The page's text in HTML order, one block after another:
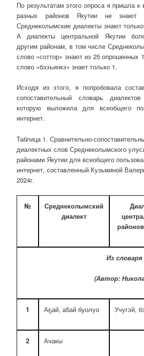
По результатам этого опроса я пришла
разных районов Якутии не знают
Среднеколымские диалекты знают
А диалекты центральной Якутии
другим районам, в том числе
слово «соттор» знают из 25 опрошенных
слово «бээьинкэ» знает только 1.
Исходя из этого, я попробовала
сопоставительный словарь
которую выложила для всеобщего
интернет.
Таблица 1. Сравнительно-
диалектных слов Среднеколымского
районами Якутии для всеобщего
интернет, составленный Кузьминой
2024г.
№
Среднеколымский
диалект
Из
(Автор:
1 Аҕай, а5ай буолуо Учугэй,
2 Ачакы